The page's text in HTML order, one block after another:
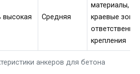
анкеров для бетона
высокая Средняя
материалы,
краевые зоны,
крепления